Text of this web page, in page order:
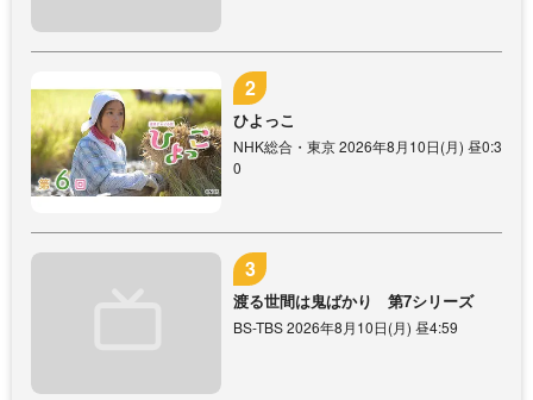
ひよっこ
NHK総合・東京 2026年8月10日(月) 昼0:3
0
渡る世間は鬼ばかり 第7シリーズ
BS-TBS 2026年8月10日(月) 昼4:59